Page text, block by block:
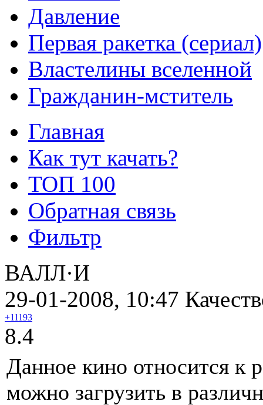
Давление
Первая ракетка (сериал)
Властелины вселенной
Гражданин-мститель
Главная
Как тут качать?
ТОП 100
Обратная связь
Фильтр
ВАЛЛ·И
29-01-2008, 10:47
+11193
8.4
Данное кино относится к
можно загрузить в